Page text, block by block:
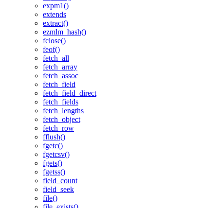
expm1()
extends
extract()
ezmlm_hash()
fclose()
feof()
fetch_all
fetch_array
fetch_assoc
fetch_field
fetch_field_direct
fetch_fields
fetch_lengths
fetch_object
fetch_row
fflush()
fgetc()
fgetcsv()
fgets()
fgetss()
field_count
field_seek
file()